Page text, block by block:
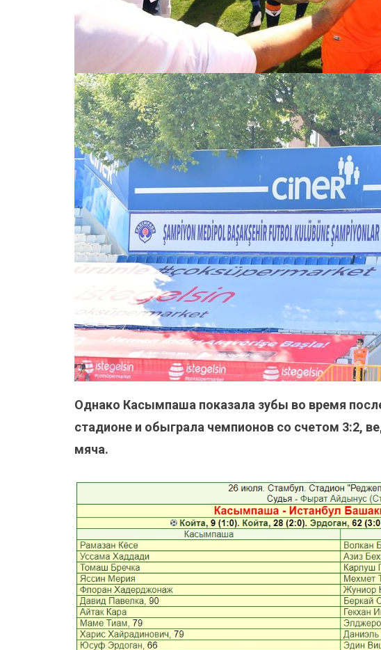
Однако Касымпаша показала зубы во время
стадионе и обыграла чемпионов со счетом 3:2,
мяча.